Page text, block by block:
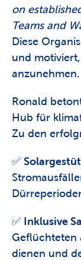
on
Teams and
Diese
und
anzunehmen.
Ronald
Hub für
Zu den
✅
✅ Inklusive
Geflüchteten
dienen und